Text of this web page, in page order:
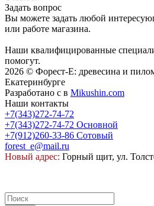
Задать вопрос
Вы можете задать любой
или работе магазина.
Наши квалифицированные
помогут.
2026 © Форест-Е: древесина и
Екатеринбурге
Разработано с в Mikushin.com
Наши контакты
+7(343)272-74-72
+7(343)272-74-72 Основной
+7(912)260-33-86 Сотовый
forest_e@mail.ru
Новый адрес: Горный щит, ул.